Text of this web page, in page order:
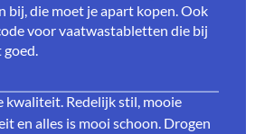
bij, die moet je apart kopen. Ook
voor vaatwastabletten die bij
goed.
kwaliteit. Redelijk stil, mooie
en alles is mooi schoon. Drogen